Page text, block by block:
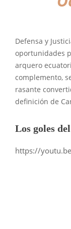
Defensa y
oportunidades
arquero
complemento,
rasante
definición de
Los goles
https://